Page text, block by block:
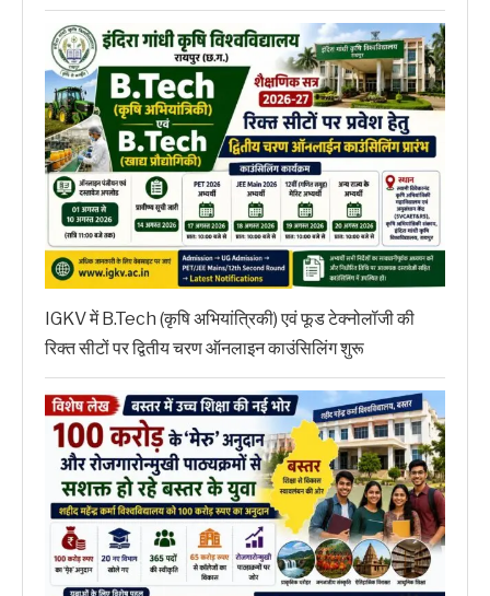
IGKV में B.Tech (कृषि अभियांत्रिकी) एवं फूड टेक्नोलॉजी की
रिक्त सीटों पर द्वितीय चरण ऑनलाइन काउंसिलिंग शुरू